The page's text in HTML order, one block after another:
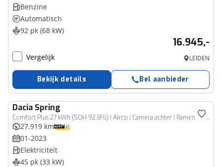
Benzine
Automatisch
92 pk (68 kW)
16.945,-
Vergelijk LEIDEN
Bekijk details Bel aanbieder
Dacia Spring
Comfort Plus 27 kWh (SOH 92,8%) | Airco | Camera achter | Ramen en spiegels voor elektrisch bedienbaar |
27.919 km
01-2023
Elektriciteit
45 pk (33 kW)